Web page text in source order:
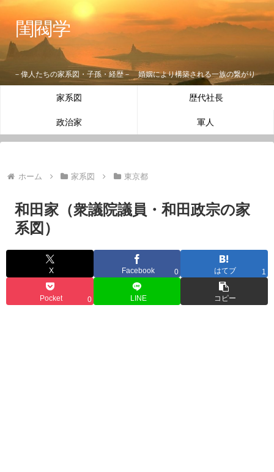
閨閥学
－偉人たちの家系図・子孫・経歴－ 婚姻により構築される一族の繋がり
家系図 歴代社長
政治家 軍人
ホーム 家系図 東京都
和田家（衆議院議員・和田政宗の家
系図）
X Facebook 0 はてブ 1
Pocket 0 LINE コピー